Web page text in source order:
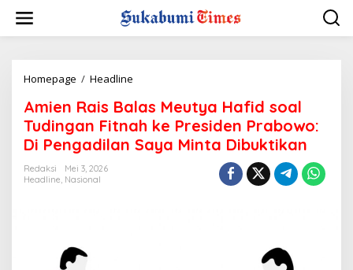
w
Homepage / Headline
e
n
R
Amien Rais Balas Meutya Hafid soal
Tudingan Fitnah ke Presiden Prabowo:
Di Pengadilan Saya Minta Dibuktikan
Redaksi
Mei 3, 2026
Headline, Nasional